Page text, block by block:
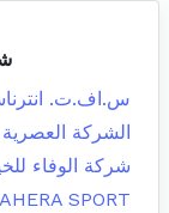
س.اف.ت.
الشركة
شركة الوفاء
SPORT